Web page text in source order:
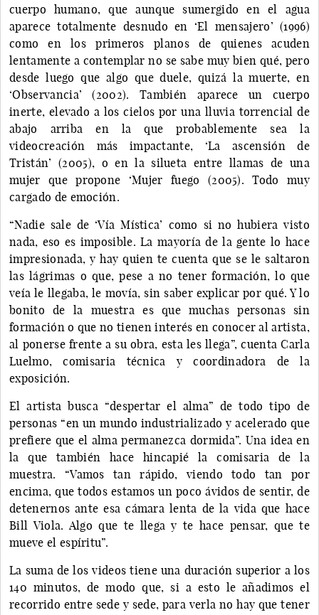
cuerpo humano, que aunque sumergido en el agua
aparece totalmente desnudo en ‘El mensajero’ (1996)
como en los primeros planos de quienes acuden
lentamente a contemplar no se sabe muy bien qué, pero
desde luego que algo que duele, quizá la muerte, en
‘Observancia’ (2002). También aparece un cuerpo
inerte, elevado a los cielos por una lluvia torrencial de
abajo arriba en la que probablemente sea la
videocreación más impactante, ‘La ascensión de
Tristán’ (2005), o en la silueta entre llamas de una
mujer que propone ‘Mujer fuego (2005). Todo muy
cargado de emoción.
“Nadie sale de ‘Vía Mística’ como si no hubiera visto
nada, eso es imposible. La mayoría de la gente lo hace
impresionada, y hay quien te cuenta que se le saltaron
las lágrimas o que, pese a no tener formación, lo que
veía le llegaba, le movía, sin saber explicar por qué. Y lo
bonito de la muestra es que muchas personas sin
formación o que no tienen interés en conocer al artista,
al ponerse frente a su obra, esta les llega”, cuenta Carla
Luelmo, comisaria técnica y coordinadora de la
exposición.
El artista busca “despertar el alma” de todo tipo de
personas “en un mundo industrializado y acelerado que
prefiere que el alma permanezca dormida”. Una idea en
la que también hace hincapié la comisaria de la
muestra. “Vamos tan rápido, viendo todo tan por
encima, que todos estamos un poco ávidos de sentir, de
detenernos ante esa cámara lenta de la vida que hace
Bill Viola. Algo que te llega y te hace pensar, que te
mueve el espíritu”.
La suma de los videos tiene una duración superior a los
140 minutos, de modo que, si a esto le añadimos el
recorrido entre sede y sede, para verla no hay que tener